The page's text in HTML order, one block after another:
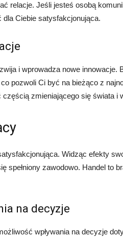
relacje. Jeśli jesteś osobą
Ciebie satysfakcjonująca.
i wprowadza nowe innowacje.
pozwoli Ci być na bieżąco z
zmieniającego się świata i
Widząc efekty
spełniony zawodowo. Handel to
na decyzje
wpływania na decyzje